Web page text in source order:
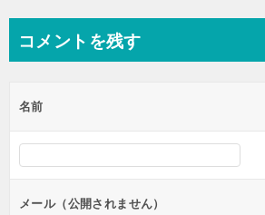
ビ
ー
シ
ン
コメントを残す
名前
メール（公開されません）